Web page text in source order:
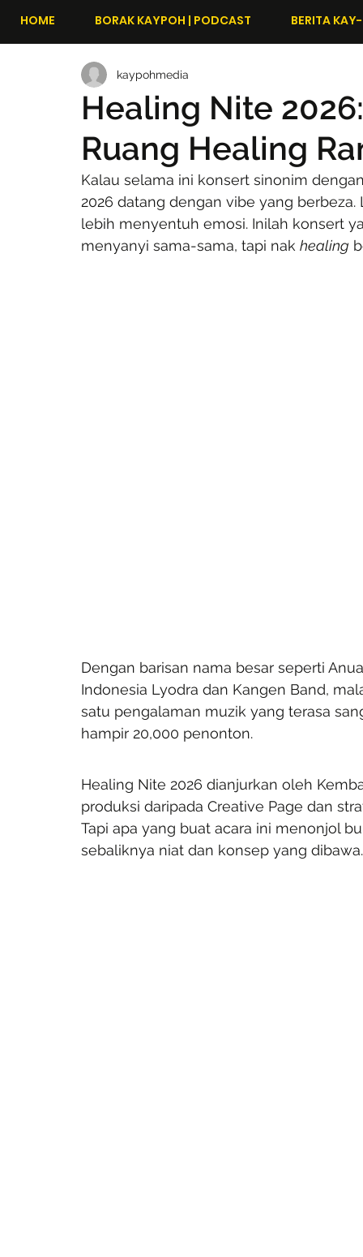
HOME BORAK KAYPOH | PODCAST BERITA
Healing Nite
Ruang Healing
kaypohmedia
Kalau selama ini konsert sinonim
2026 datang dengan vibe yang
lebih menyentuh emosi. Inilah konsert
menyanyi sama-sama, tapi nak healing
Dengan barisan nama besar seperti
Indonesia Lyodra dan Kangen Band,
satu pengalaman muzik yang terasa
hampir 20,000 penonton.
Healing Nite 2026 dianjurkan oleh
produksi daripada Creative Page dan
Tapi apa yang buat acara ini menonjol
sebaliknya niat dan konsep yang dibawa.